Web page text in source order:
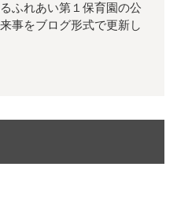
ふれあい第１保育園の公
事をブログ形式で更新し